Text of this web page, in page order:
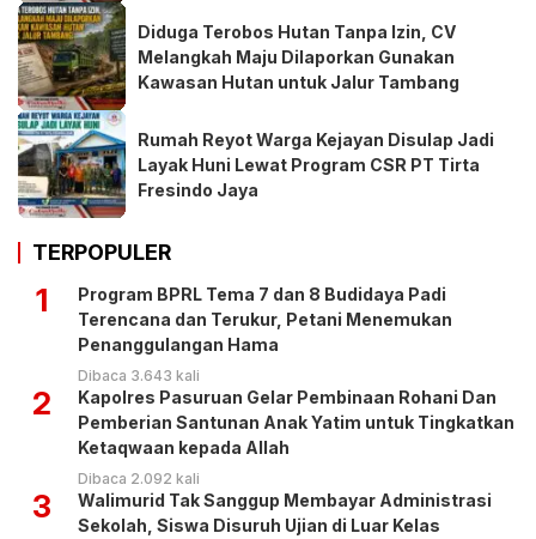
Diduga Terobos Hutan Tanpa Izin, CV
Melangkah Maju Dilaporkan Gunakan
Kawasan Hutan untuk Jalur Tambang
Rumah Reyot Warga Kejayan Disulap Jadi
Layak Huni Lewat Program CSR PT Tirta
Fresindo Jaya
TERPOPULER
1
Program BPRL Tema 7 dan 8 Budidaya Padi
Terencana dan Terukur, Petani Menemukan
Penanggulangan Hama
Dibaca 3.643 kali
2
Kapolres Pasuruan Gelar Pembinaan Rohani Dan
Pemberian Santunan Anak Yatim untuk Tingkatkan
Ketaqwaan kepada Allah
Dibaca 2.092 kali
3
Walimurid Tak Sanggup Membayar Administrasi
Sekolah, Siswa Disuruh Ujian di Luar Kelas